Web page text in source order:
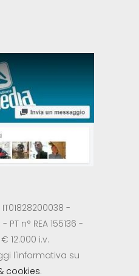
IT01828200038 -
n° REA 155136 -
12.000 i.v.
l'informativa su
cookies.